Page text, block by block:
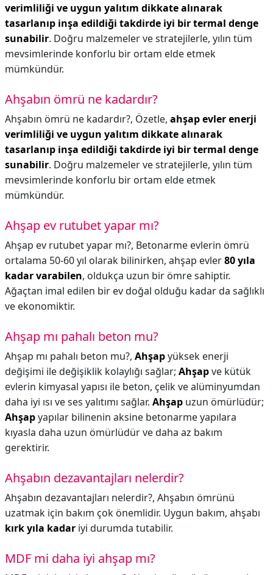
verimliliği ve uygun yalıtım dikkate alınarak
tasarlanıp inşa edildiği takdirde iyi bir termal denge
sunabilir. Doğru malzemeler ve stratejilerle, yılın tüm
mevsimlerinde konforlu bir ortam elde etmek
mümkündür.
Ahşabın ömrü ne kadardır?
Ahşabın ömrü ne kadardır?, Özetle, ahşap evler enerji
verimliliği ve uygun yalıtım dikkate alınarak
tasarlanıp inşa edildiği takdirde iyi bir termal denge
sunabilir. Doğru malzemeler ve stratejilerle, yılın tüm
mevsimlerinde konforlu bir ortam elde etmek
mümkündür.
Ahşap ev rutubet yapar mı?
Ahşap ev rutubet yapar mı?, Betonarme evlerin ömrü
ortalama 50-60 yıl olarak bilinirken, ahşap evler80 yıla
kadar varabilen, oldukça uzun bir ömre sahiptir.
Ağaçtan imal edilen bir ev doğal olduğu kadar da sağlıklı
ve ekonomiktir.
Ahşap mı pahalı beton mu?
Ahşap mı pahalı beton mu?, Ahşapyüksek enerji
değişimi ile değişiklik kolaylığı sağlar; Ahşapve kütük
evlerin kimyasal yapısı ile beton, çelik ve alüminyumdan
daha iyi ısı ve ses yalıtımı sağlar. Ahşap uzun ömürlüdür;
Ahşapyapılar bilinenin aksine betonarme yapılara
kıyasla daha uzun ömürlüdür ve daha az bakım
gerektirir.
Ahşabın dezavantajları nelerdir?
Ahşabın dezavantajları nelerdir?, Ahşabın ömrünü
uzatmak için bakım çok önemlidir. Uygun bakım, ahşabı
kırk yıla kadar iyi durumda tutabilir.
MDF mi daha iyi ahşap mı?